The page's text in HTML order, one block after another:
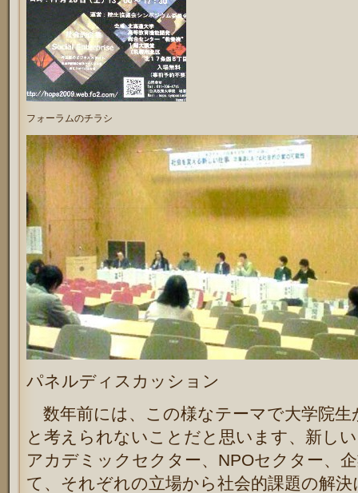
フォーラムのチラシ
パネルディスカッション
数年前には、この様なテーマで大学院
と考えられないことだと思います、新し
アカデミックセクター、NPOセクター、
て、それぞれの立場から社会的課題の解